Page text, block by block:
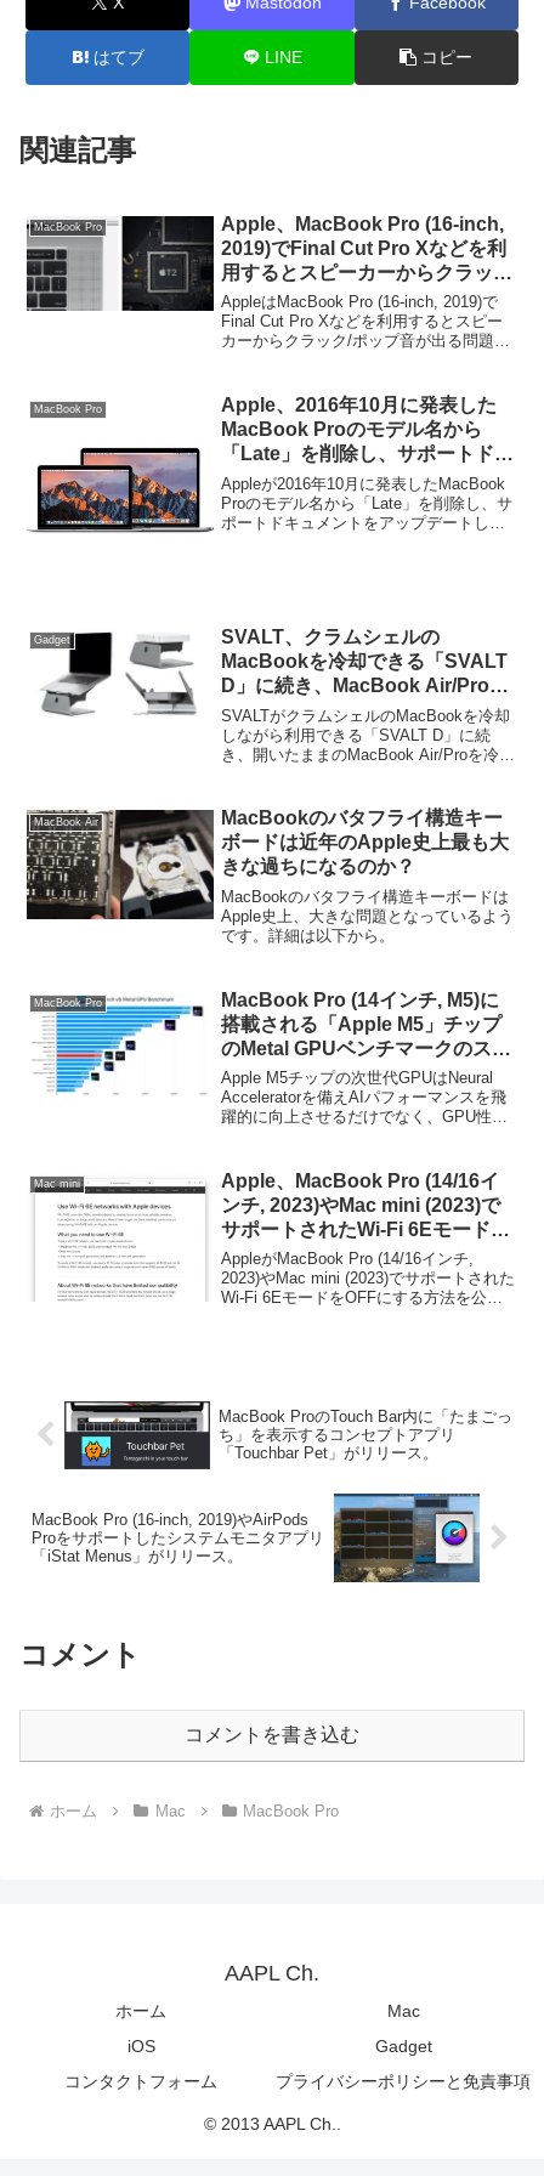
はてブ LINE コピー
関連記事
MacBook Pro
Apple、MacBook Pro (16-inch,
2019)でFinal Cut Pro Xなどを利
用するとスピーカーからクラッ
ク/ポップ音が出る問題をソフト
ウェア・アップデートで修正する
とAASPに通知。
AppleはMacBook Pro (16-inch, 2019)で
Final Cut Pro Xなどを利用するとスピー
カーからクラック/ポップ音が出る問題を
MacBook Pro
Apple、2016年10月に発表した
MacBook Proのモデル名から
「Late」を削除し、サポートドキ
ュメントをアップデート中。
Appleが2016年10月に発表したMacBook
Proのモデル名から「Late」を削除し、サ
ポートドキュメントをアップデートして
Gadget
SVALT、クラムシェルの
MacBookを冷却できる「SVALT
D」に続き、MacBook Air/Proを
冷却しながら利用できる
「Cooling Stand」シリーズを発
売。Mac mini対応モデルも。
SVALTがクラムシェルのMacBookを冷却
しながら利用できる「SVALT D」に続
き、開いたままのMacBook Air/Proを冷却
ら。
MacBook Air
MacBookのバタフライ構造キー
ボードは近年のApple史上最も大
きな過ちになるのか？
MacBookのバタフライ構造キーボードは
Apple史上、大きな問題となっているよう
です。詳細は以下から。
MacBook Pro
MacBook Pro (14インチ, M5)に
搭載される「Apple M5」チップ
のMetal GPUベンチマークのスコ
アはM2/M3 Proに迫り、Blender
ベンチマークではM1 Ultraに迫る
もよう。
Apple M5チップの次世代GPUはNeural
Acceleratorを備えAIパフォーマンスを飛
躍的に向上させるだけでなく、GPU性能
がGeekbench BrowserやBlender Open
Dataに登録され始めたのでまとめてみま
した。
Mac mini
Apple、MacBook Pro (14/16イ
ンチ, 2023)やMac mini (2023)で
サポートされたWi-Fi 6Eモードを
OFFにする方法を公開。
AppleがMacBook Pro (14/16インチ,
2023)やMac mini (2023)でサポートされた
Wi-Fi 6EモードをOFFにする方法を公開
MacBook ProのTouch Bar内に「たまごっ
ち」を表示するコンセプトアプリ
「Touchbar Pet」がリリース。
MacBook Pro (16-inch, 2019)やAirPods
Proをサポートしたシステムモニタアプリ
「iStat Menus」がリリース。
コメント
コメントを書き込む
ホーム Mac MacBook Pro
AAPL Ch.
ホーム
Mac
iOS
Gadget
コンタクトフォーム
プライバシーポリシーと免責事項
© 2013 AAPL Ch..